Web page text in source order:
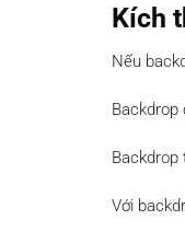
Kích
Nếu
Backdrop
Backdrop
Với